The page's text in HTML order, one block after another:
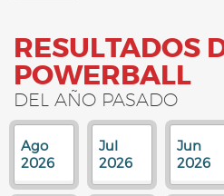
RESULTADOS
POWERBALL
DEL AÑO PASADO
Ago
2026
Jul
2026
Jun
2026